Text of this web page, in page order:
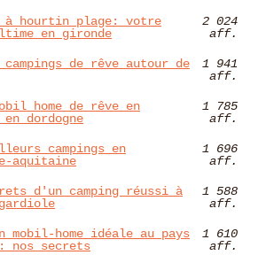
à hourtin plage: votre
en gironde
2 024
aff.
campings de rêve autour de
1 941
aff.
home de rêve en
en dordogne
1 785
aff.
campings en
aquitaine
1 696
aff.
d'un camping réussi à
1 588
aff.
mobil-home idéale au pays
: nos secrets
1 610
aff.